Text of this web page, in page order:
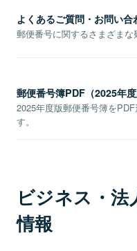
よくあるご質問・お問い合
郵便番号に関するさまざまな
郵便番号簿PDF（2025年度
2025年度版郵便番号簿を
す。
ビジネス・
情報